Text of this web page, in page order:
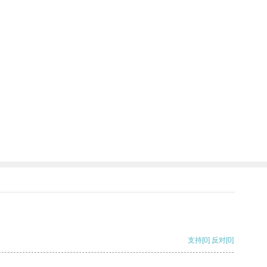
支持[0] 反对[0]